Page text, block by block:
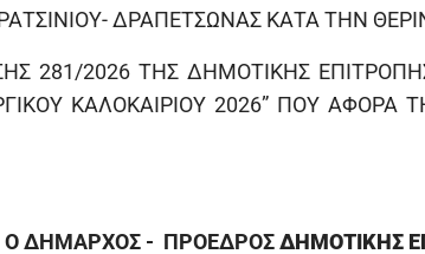
ΔΡΑΠΕΤΣΩΝΑΣ ΚΑΤΑ ΤΗΝ
2026 ΤΗΣ ΔΗΜΟΤΙΚΗΣ
ΚΑΛΟΚΑΙΡΙΟΥ 2026” ΠΟΥ
Ο ΔΗΜΑΡΧΟΣ - ΠΡΟΕΔΡΟΣΔΗΜΟΤΙΚΗΣ